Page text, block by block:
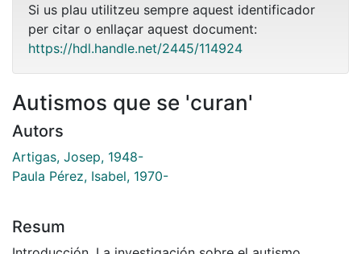
Si us plau utilitzeu sempre aquest identificador
per citar o enllaçar aquest document:
https://hdl.handle.net/2445/114924
Autismos que se 'curan'
Autors
Artigas, Josep, 1948-
Paula Pérez, Isabel, 1970-
Resum